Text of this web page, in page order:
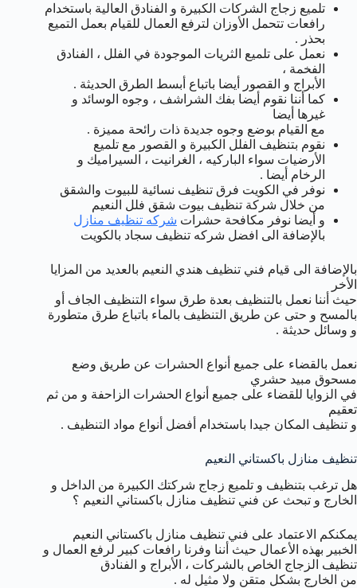
تلميع زجاج الشركات الكبيرة و الفنادق العالية باستخدام
رافعات تتحمل الأوزان لترفع العمال للقيام بعمل التميع
بحذر .
نعمل على تلميع الثريات الموجودة في الفلل ، الفنادق
الفخمة ،
الأبراج و القصور أيضا باتباع أبسط الطرق الحديثة .
كما أننا نقوم أيضا بفك الشراشف ، وجوه الوسائد و
غيرها أيضا
مع القيام بوضع وجوه جديدة ذات رائحة مميزة .
نقوم بتنظيف الفلل الكبيرة و القصور مع تلميع
الأرضيات سواء الباركيه ، الغرانيت ، السيراميك و
الرخام أيضا .
نوفر في الكويت فرق تنظيف نسائية للبيوت والشقق
من خلال شركة تنظيف بيوت شقق فلل النعيم
و أيضا نوفر مكافحة حشرات شركه تنظيف منازل
بالإضافة الى افضل شركه تنظيف سجاد بالكويت
بالإضافة الى قيام فني تنظيف هندي النعيم بالعديد من المزايا
الأخر
حيث أننا نعمل بالتنظيف بعدة طرق سواء التنظيف الجاف أو
بالمسح و حتى عن طريق التنظيف بالماء باتباع طرق متطورة
و وسائل حديثة .
نعمل بالقضاء على جميع أنواع الحشرات عن طريق وضع
مسحوق مبيد حشري
في الزوايا للقضاء على جميع أنواع الحشرات الزاحفة و من ثم
تعقيم
و تنظيف المكان جيدا باستخدام أفضل أنواع مواد التنظيف .
تنظيف منازل باكستاني النعيم
هل ترغب بتنظيف و تلميع زجاج شركتك الكبيرة من الداخل و
الخارج و تبحث عن فني تنظيف منازل باكستاني النعيم ؟
يمكنكم الاعتماد على فني تنظيف منازل باكستاني النعيم
الخبير بهذه الأعمال حيث أننا وفرنا رافعات كبير لرفع العمال و
تنظيف الزجاج الخاص بالشركات ، الأبراج و الفنادق
من الخارج بشكل متقن ولا مثيل له .